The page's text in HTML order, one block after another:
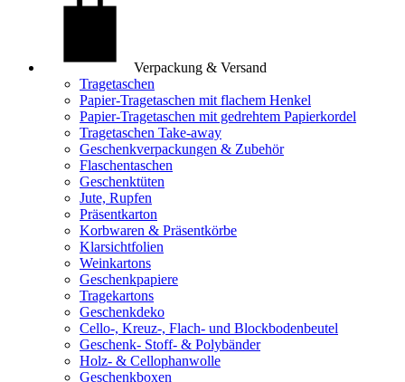
Verpackung & Versand
Tragetaschen
Papier-Tragetaschen mit flachem Henkel
Papier-Tragetaschen mit gedrehtem Papierkordel
Tragetaschen Take-away
Geschenkverpackungen & Zubehör
Flaschentaschen
Geschenktüten
Jute, Rupfen
Präsentkarton
Korbwaren & Präsentkörbe
Klarsichtfolien
Weinkartons
Geschenkpapiere
Tragekartons
Geschenkdeko
Cello-, Kreuz-, Flach- und Blockbodenbeutel
Geschenk- Stoff- & Polybänder
Holz- & Cellophanwolle
Geschenkboxen